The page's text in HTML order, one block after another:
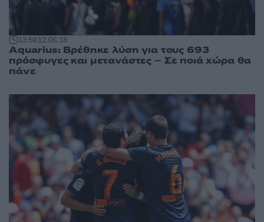
13:5912.06.18
Aquarius: Βρέθηκε λύση για τους 693
πρόσφυγες και μετανάστες – Σε ποιά χώρα θα
πάνε